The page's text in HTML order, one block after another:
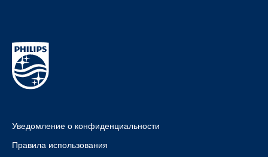
Уведомление о конфиденциальности
Правила использования